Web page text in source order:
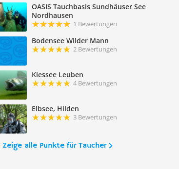
OASIS Tauchbasis Sundhäuser See
Nordhausen
1 Bewertungen
Bodensee Wilder Mann
2 Bewertungen
Kiessee Leuben
4 Bewertungen
Elbsee, Hilden
3 Bewertungen
Zeige alle Punkte für Taucher